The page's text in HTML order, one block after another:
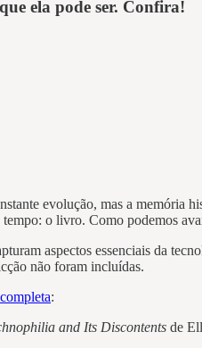
ela pode ser. Confira!
evolução, mas a memória
tempo: o livro. Como podemos
aspectos essenciais da
não foram incluídas.
:
and Its Discontents de